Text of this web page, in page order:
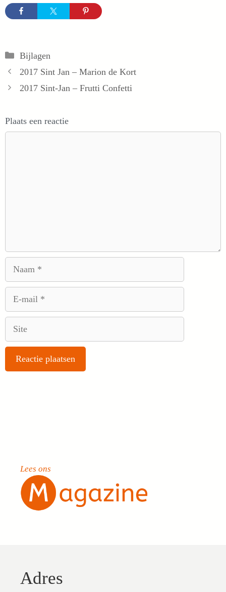
Categorieën
Bijlagen
2017 Sint Jan – Marion de Kort
2017 Sint-Jan – Frutti Confetti
Plaats een reactie
Lees ons
Adres